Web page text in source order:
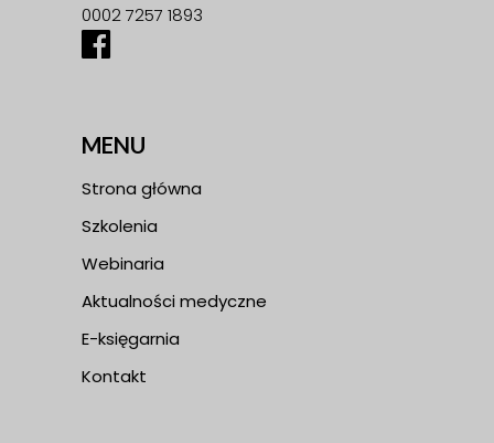
0002 7257 1893
MENU
Strona główna
Szkolenia
Webinaria
Aktualności medyczne
E-księgarnia
Kontakt